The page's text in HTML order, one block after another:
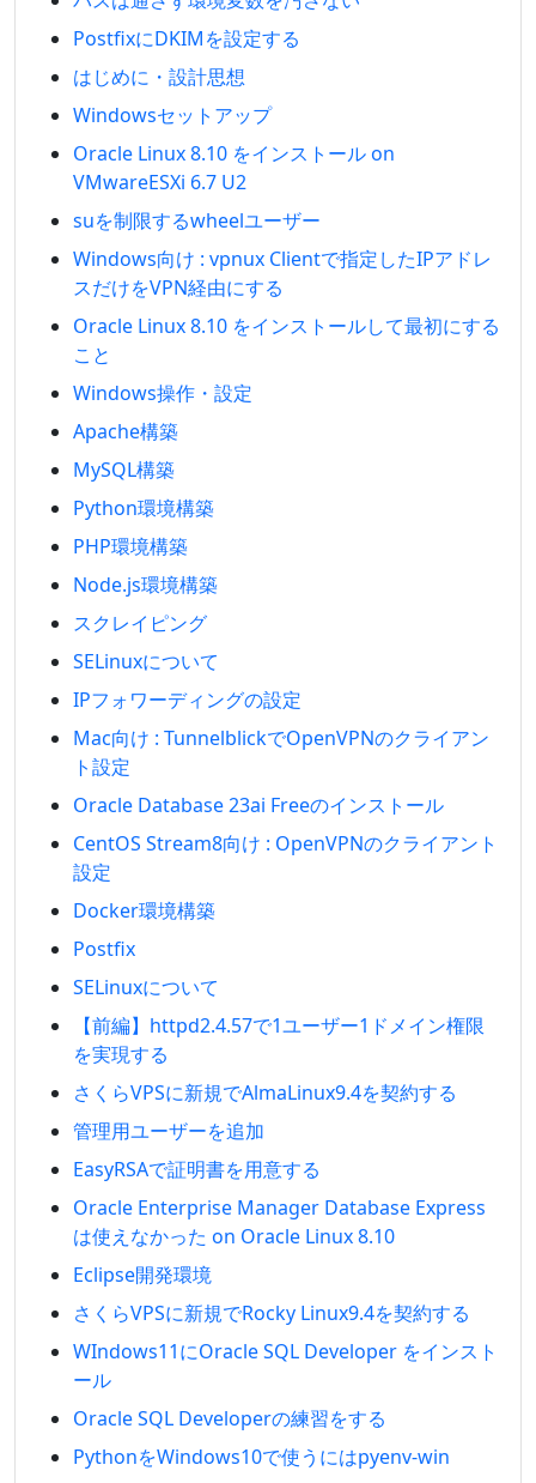
PostfixにDKIMを設定する
はじめに・設計思想
Windowsセットアップ
Oracle Linux 8.10 をインストール on
VMwareESXi 6.7 U2
suを制限するwheelユーザー
Windows向け : vpnux Clientで指定したIPアドレ
スだけをVPN経由にする
Oracle Linux 8.10 をインストールして最初にする
こと
Windows操作・設定
Apache構築
MySQL構築
Python環境構築
PHP環境構築
Node.js環境構築
スクレイピング
SELinuxについて
IPフォワーディングの設定
Mac向け : TunnelblickでOpenVPNのクライアン
ト設定
Oracle Database 23ai Freeのインストール
CentOS Stream8向け : OpenVPNのクライアント
設定
Docker環境構築
Postfix
SELinuxについて
【前編】httpd2.4.57で1ユーザー1ドメイン権限
を実現する
さくらVPSに新規でAlmaLinux9.4を契約する
管理用ユーザーを追加
EasyRSAで証明書を用意する
Oracle Enterprise Manager Database Express
は使えなかった on Oracle Linux 8.10
Eclipse開発環境
さくらVPSに新規でRocky Linux9.4を契約する
WIndows11にOracle SQL Developer をインスト
ール
Oracle SQL Developerの練習をする
PythonをWindows10で使うにはpyenv-win